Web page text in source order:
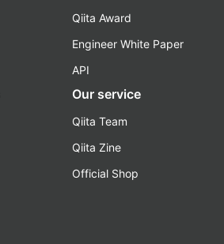
Qiita Award
Engineer White Paper
API
Our service
Qiita Team
Qiita Zine
Official Shop